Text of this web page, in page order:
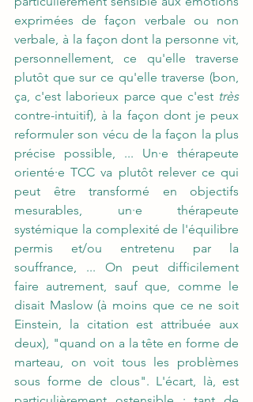
exprimées de façon verbale ou non
verbale, à la façon dont la personne vit,
personnellement, ce qu'elle traverse
plutôt que sur ce qu'elle traverse (bon,
ça, c'est laborieux parce que c'est très
contre-intuitif), à la façon dont je peux
reformuler son vécu de la façon la plus
précise possible, ... Un·e thérapeute
orienté·e TCC va plutôt relever ce qui
peut être transformé en objectifs
mesurables, un·e thérapeute
systémique la complexité de l'équilibre
permis et/ou entretenu par la
souffrance, ... On peut difficilement
faire autrement, sauf que, comme le
disait Maslow (à moins que ce ne soit
Einstein, la citation est attribuée aux
deux), "quand on a la tête en forme de
marteau, on voit tous les problèmes
sous forme de clous". L'écart, là, est